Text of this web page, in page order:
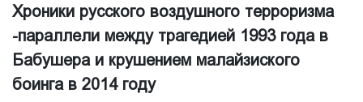
Хроники русского воздушного терроризма
-параллели между трагедией 1993 года в
Бабушера и крушением малайзиского
боинга в 2014 году